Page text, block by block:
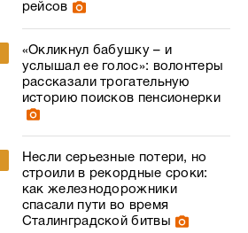
рейсов
«Окликнул бабушку – и
услышал ее голос»: волонтеры
рассказали трогательную
историю поисков пенсионерки
Несли серьезные потери, но
строили в рекордные сроки:
как железнодорожники
спасали пути во время
Сталинградской битвы